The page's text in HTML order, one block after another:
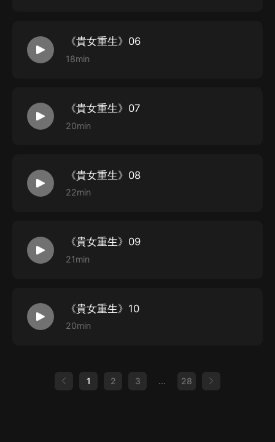
《貴女重生》06
18min
《貴女重生》07
20min
《貴女重生》08
22min
《貴女重生》09
21min
《貴女重生》10
20min
1 2 3 ... 28